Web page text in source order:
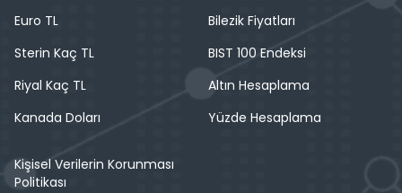
Euro TL
Sterin Kaç TL
Riyal Kaç TL
Kanada Doları
Bilezik Fiyatları
BIST 100 Endeksi
Altın Hesaplama
Yüzde Hesaplama
Kişisel Verilerin Korunması
Politikası